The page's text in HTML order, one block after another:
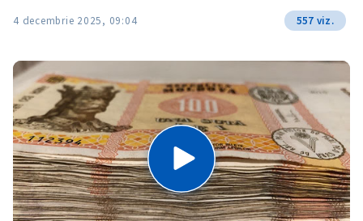
4 decembrie 2025, 09:04 557 viz.